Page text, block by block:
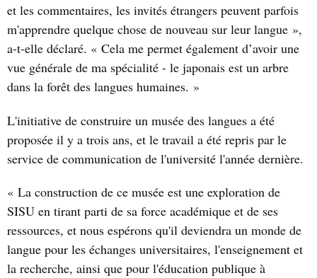
et les commentaires, les invités étrangers peuvent parfois
m'apprendre quelque chose de nouveau sur leur langue »,
a-t-elle déclaré. « Cela me permet également d’avoir une
vue générale de ma spécialité - le japonais est un arbre
dans la forêt des langues humaines. »
L'initiative de construire un musée des langues a été
proposée il y a trois ans, et le travail a été repris par le
service de communication de l'université l'année dernière.
« La construction de ce musée est une exploration de
SISU en tirant parti de sa force académique et de ses
ressources, et nous espérons qu'il deviendra un monde de
langue pour les échanges universitaires, l'enseignement et
la recherche, ainsi que pour l'éducation publique à